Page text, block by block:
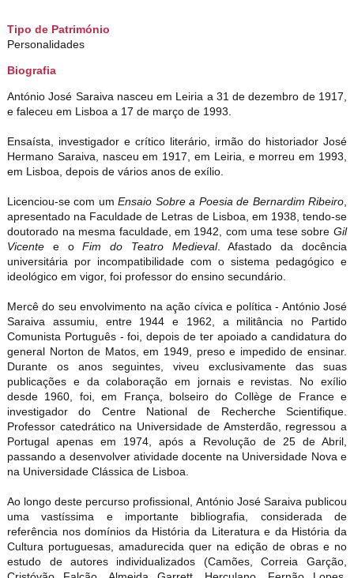
Tipo de Património
Personalidades
Biografia
António José Saraiva nasceu em Leiria a 31 de dezembro de 1917,
e faleceu em Lisboa a 17 de março de 1993.
Ensaísta, investigador e crítico literário, irmão do historiador José
Hermano Saraiva, nasceu em 1917, em Leiria, e morreu em 1993,
em Lisboa, depois de vários anos de exílio.
Licenciou-se com um Ensaio Sobre a Poesia de Bernardim Ribeiro,
apresentado na Faculdade de Letras de Lisboa, em 1938, tendo-se
doutorado na mesma faculdade, em 1942, com uma tese sobre Gil
Vicente e oFim do Teatro Medieval. Afastado da docência
universitária por incompatibilidade com o sistema pedagógico e
ideológico em vigor, foi professor do ensino secundário.
Mercê do seu envolvimento na ação cívica e política - António José
Saraiva assumiu, entre 1944 e 1962, a militância no Partido
Comunista Português - foi, depois de ter apoiado a candidatura do
general Norton de Matos, em 1949, preso e impedido de ensinar.
Durante os anos seguintes, viveu exclusivamente das suas
publicações e da colaboração em jornais e revistas. No exílio
desde 1960, foi, em França, bolseiro do Collège de France e
investigador do Centre National de Recherche Scientifique.
Professor catedrático na Universidade de Amsterdão, regressou a
Portugal apenas em 1974, após a Revolução de 25 de Abril,
passando a desenvolver atividade docente na Universidade Nova e
na Universidade Clássica de Lisboa.
Ao longo deste percurso profissional, António José Saraiva publicou
uma vastíssima e importante bibliografia, considerada de
referência nos domínios da História da Literatura e da História da
Cultura portuguesas, amadurecida quer na edição de obras e no
estudo de autores individualizados (Camões, Correia Garção,